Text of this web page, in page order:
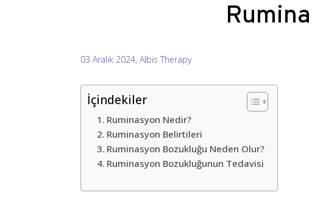
03 Aralık 2024, Albis Therapy
İçindekiler
Ruminasyon Nedir?
Ruminasyon Belirtileri
Ruminasyon Bozukluğu Neden Olur?
Ruminasyon Bozukluğunun Tedavisi